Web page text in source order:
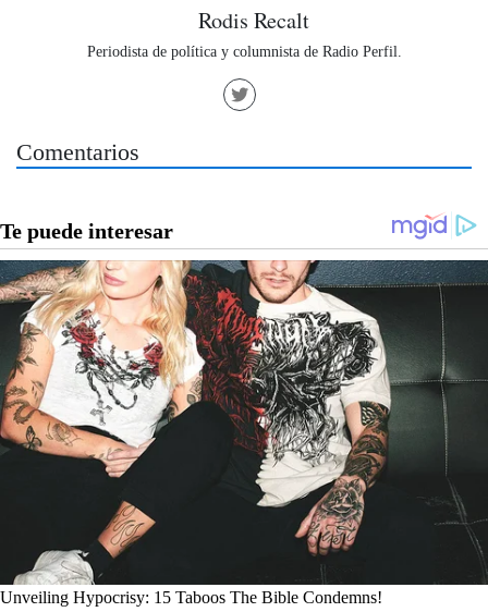
Rodis Recalt
Periodista de política y columnista de Radio Perfil.
Comentarios